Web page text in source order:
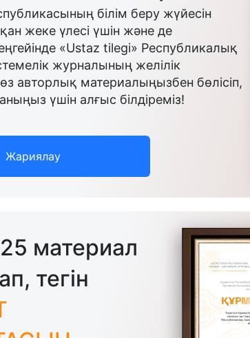
білім беру жүйесін
жеке үлесі үшін және де
«Ustaz tilegi» Республикалық
журналының желілік
авторлық материалыңызбен бөлісіп,
үшін алғыс білдіреміз!
Жариялау
материал
тегін